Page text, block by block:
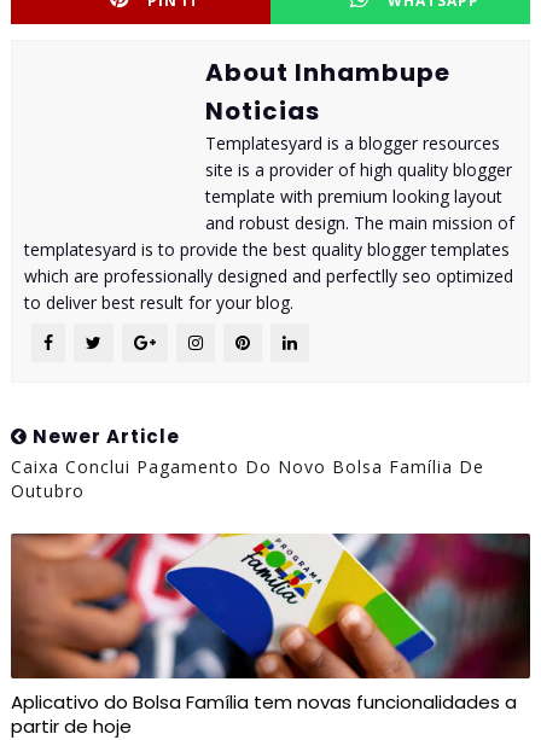
About Inhambupe
Noticias
Templatesyard is a blogger resources
site is a provider of high quality blogger
template with premium looking layout
and robust design. The main mission of
templatesyard is to provide the best quality blogger templates
which are professionally designed and perfectlly seo optimized
to deliver best result for your blog.
Newer Article
Caixa Conclui Pagamento Do Novo Bolsa Família De
Outubro
Aplicativo do Bolsa Família tem novas funcionalidades a
partir de hoje